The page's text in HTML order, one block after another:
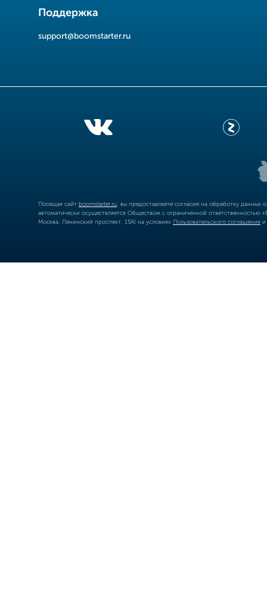
Поддержка
support@boomstarter.ru
Посещая сайт boomstarter.ru , вы предоставляете согласие на обработку
автоматически осуществляется Обществом с ограниченной
Москва, Ленинский проспект, 15А) на условиях Пользовательского соглашения и